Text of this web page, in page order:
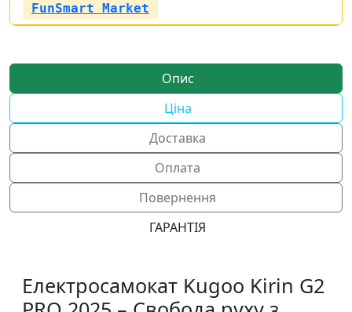
FunSmart Market
Опис
Ціна
Доставка
Оплата
Повернення
ГАРАНТІЯ
Електросамокат Kugoo Kirin G2